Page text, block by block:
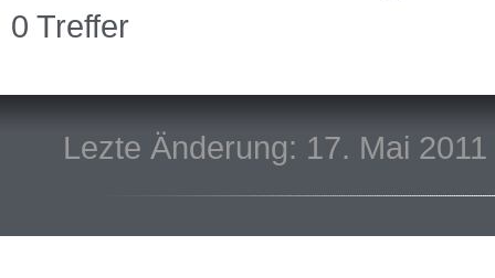
0 Treffer
Lezte Änderung: 17. Mai